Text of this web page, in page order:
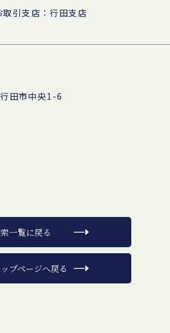
取引支店：行田支店
田市中央1-6
一覧に戻る
ップページへ戻る